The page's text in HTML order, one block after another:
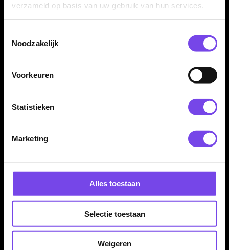
verzameld op basis van uw gebruik van hun services.
Noodzakelijk
Voorkeuren
Statistieken
Marketing
Alles toestaan
Selectie toestaan
Weigeren
Harrows Assassin KN
Harrows Assassin RG
80% 24 Gram - Dartpijlen
Harrows Atlantis 95% 22-
Harrows Atrax 95% 21-